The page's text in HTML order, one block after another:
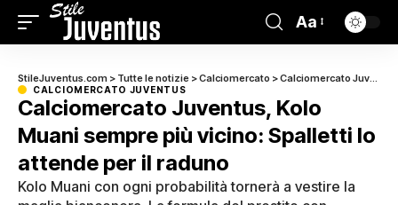
Aa
StileJuventus.com > Tutte le notizie >Calciomercato >Calciomercato Juventus
CALCIOMERCATO JUVENTUS
Calciomercato Juventus, Kolo
Muani sempre più vicino: Spalletti lo
attende per il raduno
Kolo Muani con ogni probabilità tornerà a vestire la